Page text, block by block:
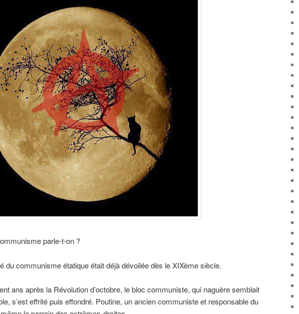
parle-t-on ?
du communisme étatique était déjà dévoilée dès le XIXème siècle.
ans après la Révolution d’octobre, le bloc communiste, qui naguère semblait
s’est effrité puis effondré. Poutine, un ancien communiste et responsable du